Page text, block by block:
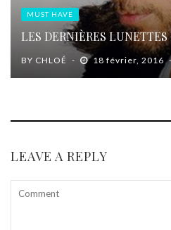
MUST HAVE
LES DERNIÈRES
BY CHLOÉ 18 février, 2016
LEAVE A REPLY